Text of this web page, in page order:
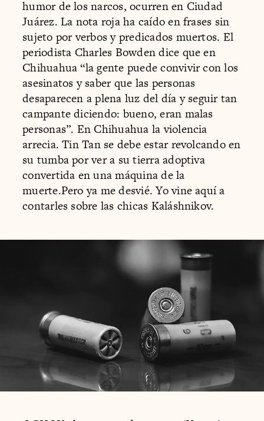
humor de los narcos, ocurren en Ciudad
Juárez. La nota roja ha caído en frases sin
sujeto por verbos y predicados muertos. El
periodista Charles Bowden dice que en
Chihuahua “la gente puede convivir con los
asesinatos y saber que las personas
desaparecen a plena luz del día y seguir tan
campante diciendo: bueno, eran malas
personas”. En Chihuahua la violencia
arrecia. Tin Tan se debe estar revolcando en
su tumba por ver a su tierra adoptiva
convertida en una máquina de la
muerte.Pero ya me desvié. Yo vine aquí a
contarles sobre las chicas Kaláshnikov.